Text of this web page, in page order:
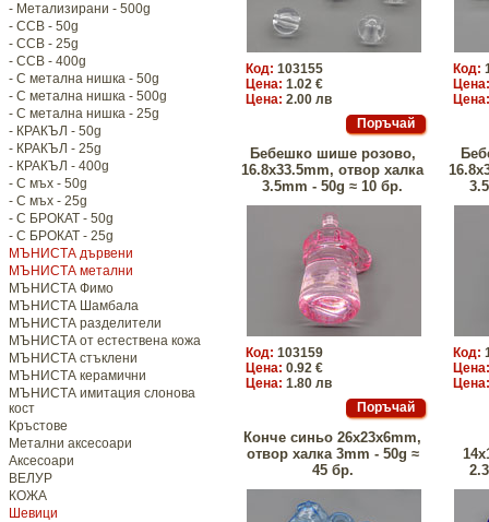
- Метализирани - 500g
- CCB - 50g
- CCB - 25g
- CCB - 400g
- С метална нишка - 50g
- С метална нишка - 500g
- С метална нишка - 25g
- КРАКЪЛ - 50g
- КРАКЪЛ - 25g
- КРАКЪЛ - 400g
- С мъх - 50g
- С мъх - 25g
- С БРОКАТ - 50g
- С БРОКАТ - 25g
МЪНИСТА дървени
МЪНИСТА метални
МЪНИСТА Фимо
МЪНИСТА Шамбала
МЪНИСТА разделители
МЪНИСТА от естествена кожа
МЪНИСТА стъклени
МЪНИСТА керамични
МЪНИСТА имитация слонова
кост
Кръстове
Метални аксесоари
Аксесоари
ВЕЛУР
КОЖА
Шевици
Код: 103155
Цена: 1.02 €
Цена: 2.00 лв
Код:
Бебешко шише розово,
16.8x33.5mm, отвор халка
3.5mm - 50g ≈ 10 бр.
Код: 103159
Цена: 0.92 €
Цена: 1.80 лв
Код:
Конче синьо 26x23x6mm,
отвор халка 3mm - 50g ≈
45 бр.